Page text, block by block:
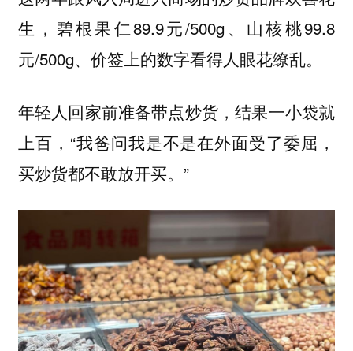
生，碧根果仁89.9元/500g、山核桃99.8
元/500g、价签上的数字看得人眼花缭乱。
年轻人回家前准备带点炒货，结果一小袋就
上百，“我爸问我是不是在外面受了委屈，
买炒货都不敢放开买。”